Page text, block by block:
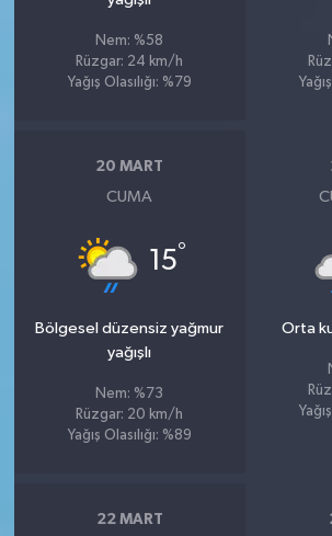
Nem: %58
Rüzgar: 24 km/h
Yağış Olasılığı: %79
20 MART
CUMA
15°
Bölgesel düzensiz yağmur
yağışlı
Nem: %73
Rüzgar: 20 km/h
Yağış Olasılığı: %89
Orta
22 MART